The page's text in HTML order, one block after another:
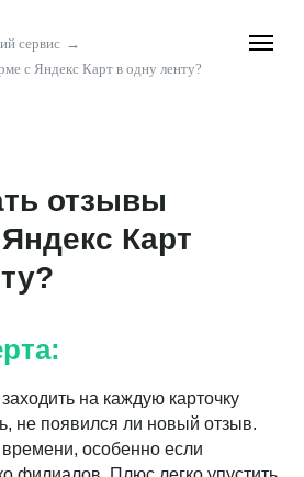
сервис →
с Яндекс Карт в одну ленту?
отзывы
Карт
на каждую карточку
не появился ли новый отзыв.
особенно если